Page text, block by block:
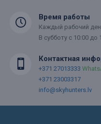
Время работы
Каждый рабочий
В субботу с 10:00 до
Контактная
+371 27013333
+371 23003317
info@skyhunters.lv